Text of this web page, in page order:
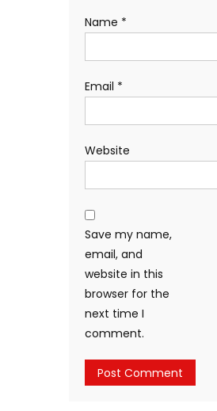
Name *
Email *
Website
Save my name,
email, and
website in this
browser for the
next time I
comment.